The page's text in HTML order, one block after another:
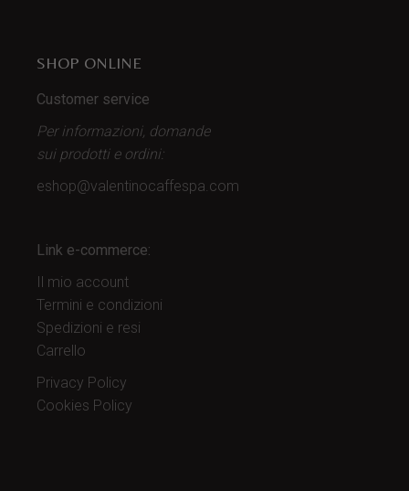
SHOP ONLINE
Customer service
Per informazioni, domande
sui prodotti e ordini:
eshop@valentinocaffespa.com
Link e-commerce:
Il mio account
Termini e condizioni
Spedizioni e resi
Carrello
Privacy Policy
Cookies Policy